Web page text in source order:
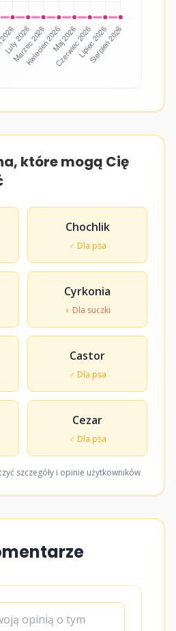
które mogą Cię
Chochlik
♂ Dla psa
Cyrkonia
♀ Dla suczki
Castor
♂ Dla psa
Cezar
♂ Dla psa
szczegóły i opinie użytkowników